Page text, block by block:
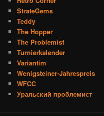
StrateGems
Teddy
The Hopper
The Problemist
Turnierkalender
Variantim
Wenigsteiner-Jahrespreis
WFCC
Уральский проблемист